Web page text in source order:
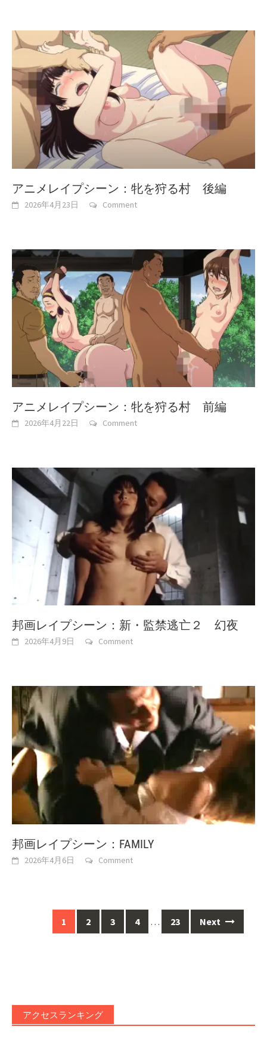
アニメレイプシーン：牝を狩る村 後編
2026年4月23日 Comment
アニメレイプシーン：牝を狩る村 前編
2026年4月22日 Comment
邦画レイプシーン：新・監禁逃亡２ 幻夜
2026年4月9日 Comment
邦画レイプシーン：FAMILY
2026年4月6日 Comment
navigation
1 2 3 4 … 23 Next
アクセスランキング